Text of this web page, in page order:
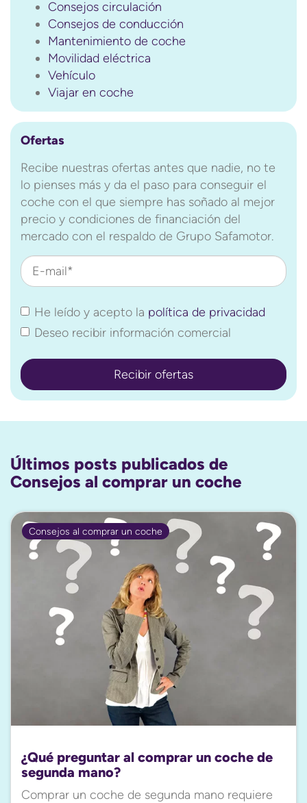
Consejos circulación
Consejos de conducción
Mantenimiento de coche
Movilidad eléctrica
Vehículo
Viajar en coche
Ofertas
Recibe nuestras ofertas antes que nadie, no te
lo pienses más y da el paso para conseguir el
coche con el que siempre has soñado al mejor
precio y condiciones de financiación del
mercado con el respaldo de Grupo Safamotor.
E-mail*
He leído y acepto la política de privacidad
Deseo recibir información comercial
Últimos posts publicados de
Consejos al comprar un coche
Consejos al comprar un coche
¿Qué preguntar al comprar un coche de
segunda mano?
Comprar un coche de segunda mano requiere